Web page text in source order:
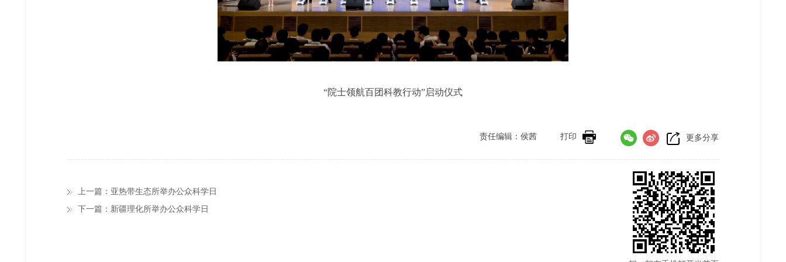
“院士领航百团科教行动”启动仪式
更多分享
打印
责任编辑：侯茜
上一篇：亚热带生态所举办公众科学日
下一篇：新疆理化所举办公众科学日